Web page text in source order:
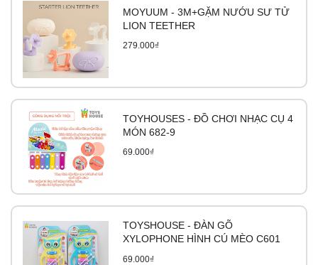
MOYUUM - 3M+GẶM NƯỚU SƯ TỬ
LION TEETHER
279.000₫
TOYHOUSES - ĐỒ CHƠI NHẠC CỤ 4
MÓN 682-9
69.000₫
TOYSHOUSE - ĐÀN GÕ
XYLOPHONE HÌNH CÚ MÈO C601
69.000₫